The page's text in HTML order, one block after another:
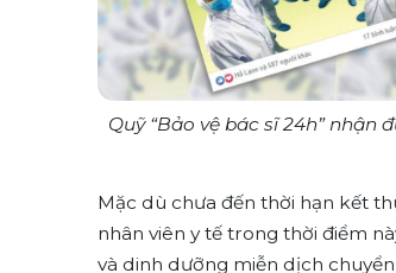
Quỹ “Bảo vệ bác sĩ 24h”
Mặc dù chưa đến thời hạn kết
nhân viên y tế trong thời điểm
và dinh dưỡng miễn dịch